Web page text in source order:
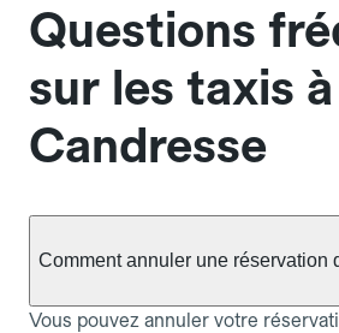
Questions
sur les taxis à
Candresse
Comment annuler une réservation
Vous pouvez annuler votre